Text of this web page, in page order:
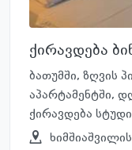
ქირავდება
ბათუმში, ზღვის
აპარტამენტში,
ქირავდება